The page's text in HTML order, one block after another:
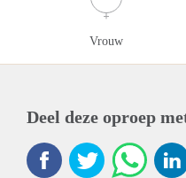
Vrouw
Deel deze oproep